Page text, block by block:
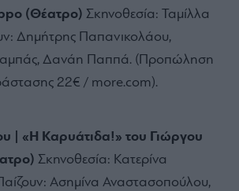
(Θέατρο) Σκηνοθεσία: Ταμίλλα
Δημήτρης Παπανικολάου,
Δανάη Παππά. (Προπώληση
22€ / more.com).
| «Η Καρυάτιδα!» του Γιώργου
Σκηνοθεσία: Κατερίνα
Ασημίνα Αναστασοπούλου,